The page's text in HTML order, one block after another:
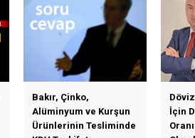
Bakır, Çinko,
Alüminyum ve Kurşun
Ürünlerinin Tesliminde
İçin